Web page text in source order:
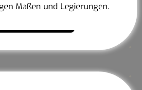
Maßen und Legierungen.